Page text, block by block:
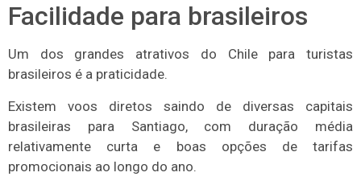
Facilidade para brasileiros
Um dos grandes atrativos do Chile para turistas
brasileiros é a praticidade.
Existem voos diretos saindo de diversas capitais
brasileiras para Santiago, com duração média
relativamente curta e boas opções de tarifas
promocionais ao longo do ano.